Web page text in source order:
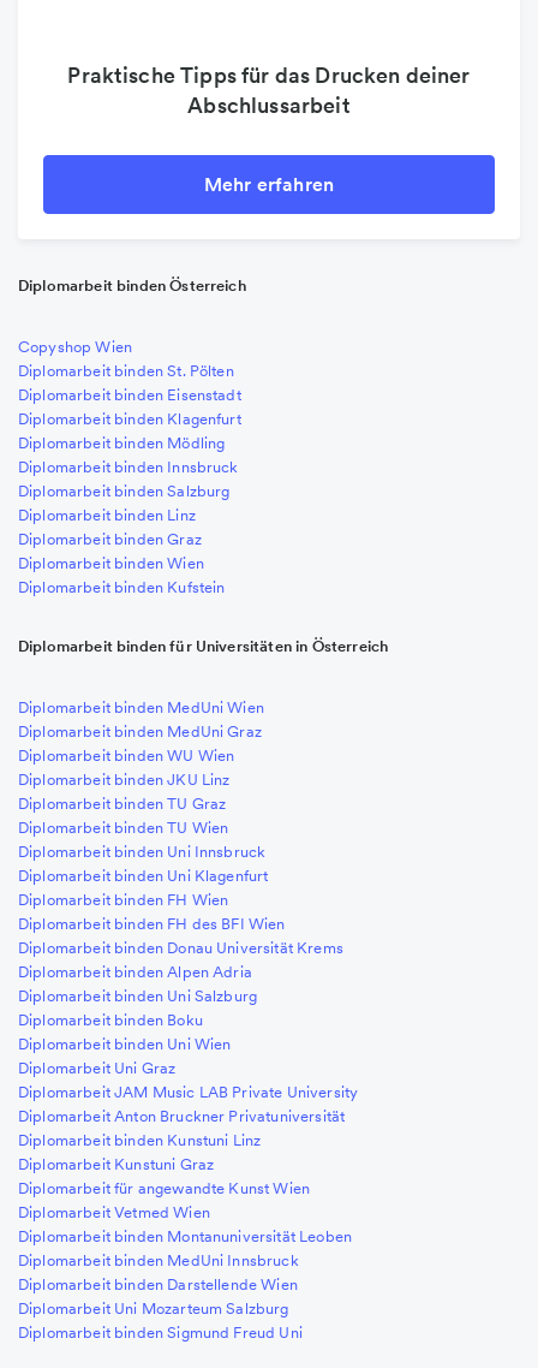
Praktische Tipps für das Drucken deiner
Abschlussarbeit
Mehr erfahren
Diplomarbeit binden Österreich
Copyshop Wien
Diplomarbeit binden St. Pölten
Diplomarbeit binden Eisenstadt
Diplomarbeit binden Klagenfurt
Diplomarbeit binden Mödling
Diplomarbeit binden Innsbruck
Diplomarbeit binden Salzburg
Diplomarbeit binden Linz
Diplomarbeit binden Graz
Diplomarbeit binden Wien
Diplomarbeit binden Kufstein
Diplomarbeit binden für Universitäten in Österreich
Diplomarbeit binden MedUni Wien
Diplomarbeit binden MedUni Graz
Diplomarbeit binden WU Wien
Diplomarbeit binden JKU Linz
Diplomarbeit binden TU Graz
Diplomarbeit binden TU Wien
Diplomarbeit binden Uni Innsbruck
Diplomarbeit binden Uni Klagenfurt
Diplomarbeit binden FH Wien
Diplomarbeit binden FH des BFI Wien
Diplomarbeit binden Donau Universität Krems
Diplomarbeit binden Alpen Adria
Diplomarbeit binden Uni Salzburg
Diplomarbeit binden Boku
Diplomarbeit binden Uni Wien
Diplomarbeit Uni Graz
Diplomarbeit JAM Music LAB Private University
Diplomarbeit Anton Bruckner Privatuniversität
Diplomarbeit binden Kunstuni Linz
Diplomarbeit Kunstuni Graz
Diplomarbeit für angewandte Kunst Wien
Diplomarbeit Vetmed Wien
Diplomarbeit binden Montanuniversität Leoben
Diplomarbeit binden MedUni Innsbruck
Diplomarbeit binden Darstellende Wien
Diplomarbeit Uni Mozarteum Salzburg
Diplomarbeit binden Sigmund Freud Uni